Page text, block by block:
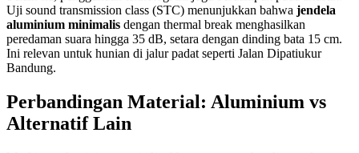
Uji sound transmission class (STC) menunjukkan bahwa jendela
aluminium minimalis dengan thermal break menghasilkan
peredaman suara hingga 35 dB, setara dengan dinding bata 15 cm.
Ini relevan untuk hunian di jalur padat seperti Jalan Dipatiukur
Bandung.
Perbandingan Material: Aluminium vs
Alternatif Lain